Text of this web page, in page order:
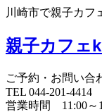
川崎市で親子カフ
親子カフェ
ご予約・お問い合
TEL 044-201-4414
営業時間 11:00～